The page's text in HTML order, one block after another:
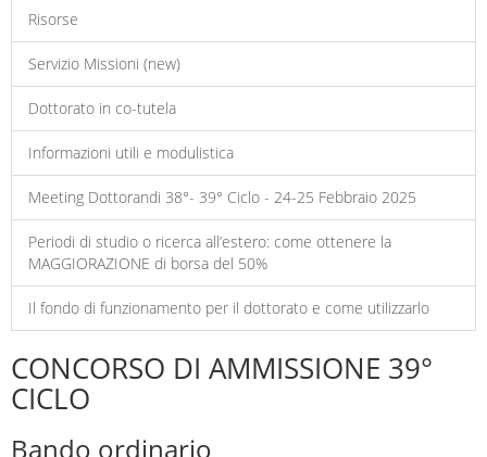
Risorse
Servizio Missioni (new)
Dottorato in co-tutela
Informazioni utili e modulistica
Meeting Dottorandi 38°- 39° Ciclo - 24-25 Febbraio 2025
Periodi di studio o ricerca all’estero: come ottenere la
MAGGIORAZIONE di borsa del 50%
Il fondo di funzionamento per il dottorato e come utilizzarlo
CONCORSO DI AMMISSIONE 39°
CICLO
Bando ordinario